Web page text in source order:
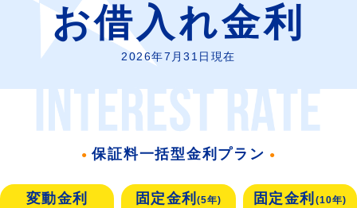
お借入れ金利
2026年7月31日現在
保証料一括型金利プラン
変動金利 固定金利(5年) 固定金利 (10年)